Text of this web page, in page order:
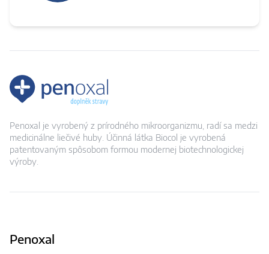
Penoxal je vyrobený z prírodného mikroorganizmu, radí sa medzi
medicinálne liečivé huby. Účinná látka Biocol je vyrobená
patentovaným spôsobom formou modernej biotechnologickej
výroby.
Penoxal